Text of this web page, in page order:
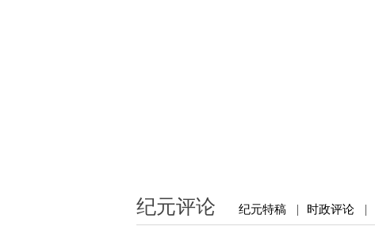
纪元评论 纪元特稿 | 时政评论 |